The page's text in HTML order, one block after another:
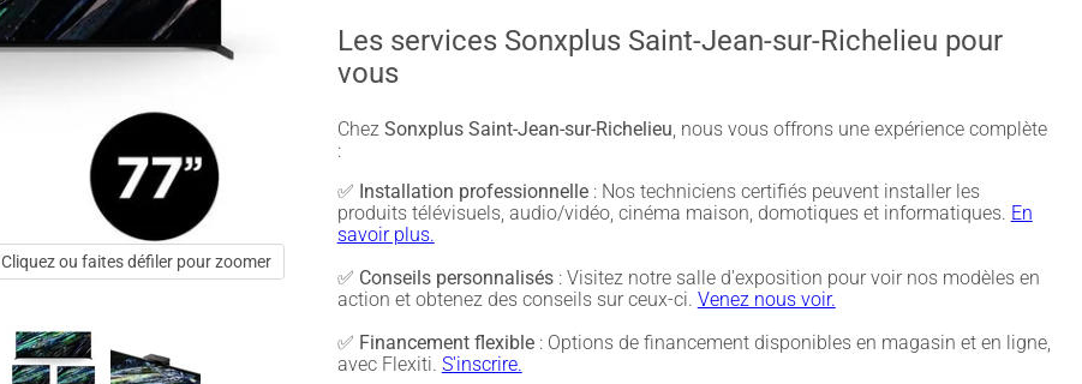
Cliquez ou faites défiler pour zoomer
Les services Sonxplus Saint-Jean-sur-Richelieu pour
vous
Chez Sonxplus Saint-Jean-sur-Richelieu, nous vous offrons une expérience complète
:
✅ Installation professionnelle: Nos techniciens certifiés peuvent installer les
produits télévisuels, audio/vidéo, cinéma maison, domotiques et informatiques. En
savoir plus.
✅ Conseils personnalisés: Visitez notre salle d'exposition pour voir nos modèles en
action et obtenez des conseils sur ceux-ci. Venez nous voir.
✅ Financement flexible: Options de financement disponibles en magasin et en ligne,
avec Flexiti. S'inscrire.